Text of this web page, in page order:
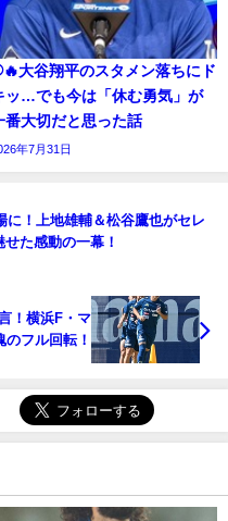
大谷翔平のスタメン落ちにド
ッ…でも今は「休む勇気」が
番大切だと思った話
年7月31日
に！上地雄輔＆松谷鷹也がセレ
た感動の一幕！
！横浜F・マ
のフル回転！